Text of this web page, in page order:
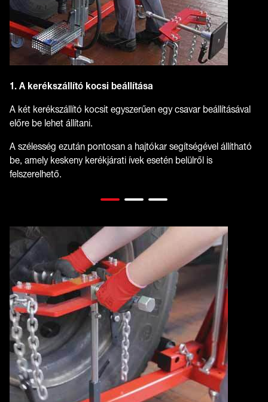
1. A kerékszállító kocsi beállítása
A két kerékszállító kocsit egyszerűen egy csavar beállításával
előre be lehet állítani.
A szélesség ezután pontosan a hajtókar segítségével állítható
be, amely keskeny kerékjárati ívek esetén belülről is
felszerelhető.